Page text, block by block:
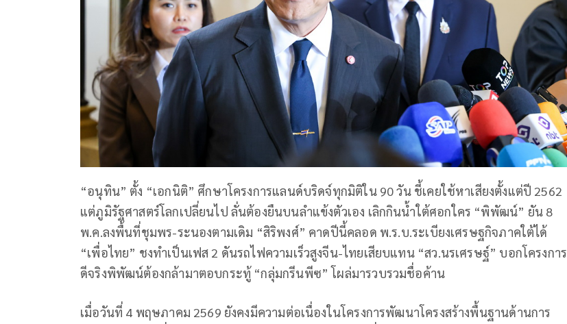
“อนุทิน” ตั้ง “เอกนิติ” ศึกษาโครงการแลนด์บริดจ์ทุกมิติใน 90 วัน ชี้เคยใช้หาเสียงตั้งแต่ปี 2562
แต่ภูมิรัฐศาสตร์โลกเปลี่ยนไป ลั่นต้องยืนบนลําแข้งตัวเอง เลิกกินน้ำใต้ศอกใคร “พิพัฒน์” ยัน 8
พ.ค.ลงพื้นที่ชุมพร-ระนองตามเดิม “สิริพงศ์” คาดปีนี้คลอด พ.ร.บ.ระเบียงเศรษฐกิจภาคใต้ได้
“เพื่อไทย” ชงทำเป็นเฟส 2 ดันรถไฟความเร็วสูงจีน-ไทยเสียบแทน “สว.นรเศรษฐ์” บอกโครงการ
ดีจริงพิพัฒน์ต้องกล้ามาตอบกระทู้ “กลุ่มกรีนพีซ” โผล่มารวบรวมชื่อค้าน
เมื่อวันที่ 4 พฤษภาคม 2569 ยังคงมีความต่อเนื่องในโครงการพัฒนาโครงสร้างพื้นฐานด้านการ